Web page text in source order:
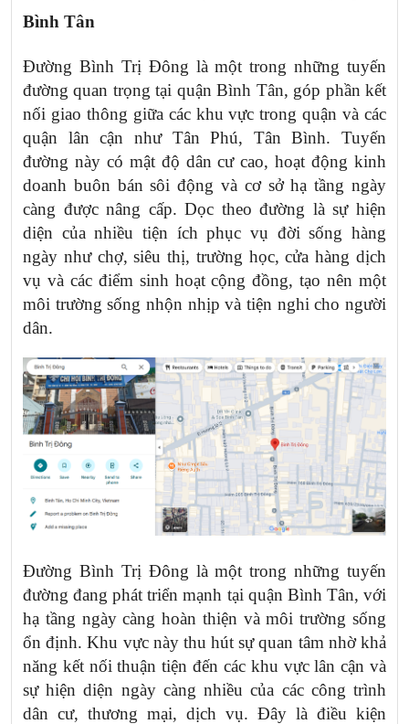
Bình Tân
Đường Bình Trị Đông là một trong những tuyến
đường quan trọng tại quận Bình Tân, góp phần kết
nối giao thông giữa các khu vực trong quận và các
quận lân cận như Tân Phú, Tân Bình. Tuyến
đường này có mật độ dân cư cao, hoạt động kinh
doanh buôn bán sôi động và cơ sở hạ tầng ngày
càng được nâng cấp. Dọc theo đường là sự hiện
diện của nhiều tiện ích phục vụ đời sống hàng
ngày như chợ, siêu thị, trường học, cửa hàng dịch
vụ và các điểm sinh hoạt cộng đồng, tạo nên một
môi trường sống nhộn nhịp và tiện nghi cho người
dân.
Đường Bình Trị Đông là một trong những tuyến
đường đang phát triển mạnh tại quận Bình Tân, với
hạ tầng ngày càng hoàn thiện và môi trường sống
ổn định. Khu vực này thu hút sự quan tâm nhờ khả
năng kết nối thuận tiện đến các khu vực lân cận và
sự hiện diện ngày càng nhiều của các công trình
dân cư, thương mại, dịch vụ. Đây là điều kiện